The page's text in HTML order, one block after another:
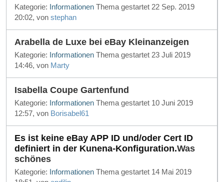
Kategorie: Informationen Thema gestartet 22 Sep. 2019
20:02, von stephan
Arabella de Luxe bei eBay Kleinanzeigen
Kategorie: Informationen Thema gestartet 23 Juli 2019
14:46, von Marty
Isabella Coupe Gartenfund
Kategorie: Informationen Thema gestartet 10 Juni 2019
12:57, von Borisabel61
Es ist keine eBay APP ID und/oder Cert ID
definiert in der Kunena-Konfiguration.Was
schönes
Kategorie: Informationen Thema gestartet 14 Mai 2019